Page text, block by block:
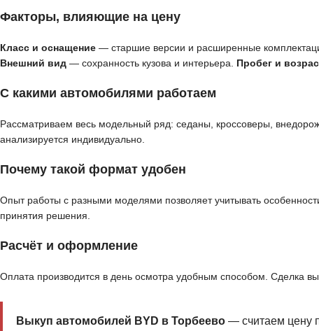
Факторы, влияющие на цену
Класс и оснащение — старшие версии и расширенные
Внешний вид — сохранность кузова и интерьера. Пробег и
С какими автомобилями работаем
Рассматриваем весь модельный ряд: седаны, кроссоверы,
анализируется индивидуально.
Почему такой формат удобен
Опыт работы с разными моделями позволяет учитывать
принятия решения.
Расчёт и оформление
Оплата производится в день осмотра удобным способом. Сделка
Выкуп автомобилей BYD в Торбеево— считаем цену